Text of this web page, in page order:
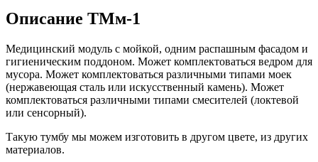
Описание ТМм-1
Медицинский модуль с мойкой, одним распашным фасадом и
гигиеническим поддоном. Может комплектоваться ведром для
мусора. Может комплектоваться различными типами моек
(нержавеющая сталь или искусственный камень). Может
комплектоваться различными типами смесителей (локтевой
или сенсорный).
Такую тумбу мы можем изготовить в другом цвете, из других
материалов.